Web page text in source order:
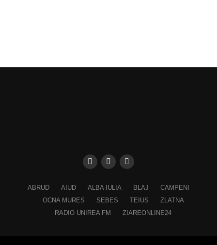
ABRUD AIUD ALBA IULIA BLAJ
CAMPENI
OCNA MURES
SEBES TEIUS
ZLATNA
RADIO UNIREA FM
ZIAREONLINE24